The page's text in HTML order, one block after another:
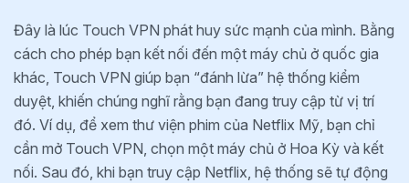
Đây là lúc Touch VPN phát huy sức mạnh của mình. Bằng
cách cho phép bạn kết nối đến một máy chủ ở quốc gia
khác, Touch VPN giúp bạn “đánh lừa” hệ thống kiểm
duyệt, khiến chúng nghĩ rằng bạn đang truy cập từ vị trí
đó. Ví dụ, để xem thư viện phim của Netflix Mỹ, bạn chỉ
cần mở Touch VPN, chọn một máy chủ ở Hoa Kỳ và kết
nối. Sau đó, khi bạn truy cập Netflix, hệ thống sẽ tự động